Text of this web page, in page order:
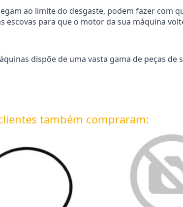
ao limite do desgaste, podem fazer com
escovas para que o motor da sua máquina
dispõe de uma vasta gama de peças
também compraram: